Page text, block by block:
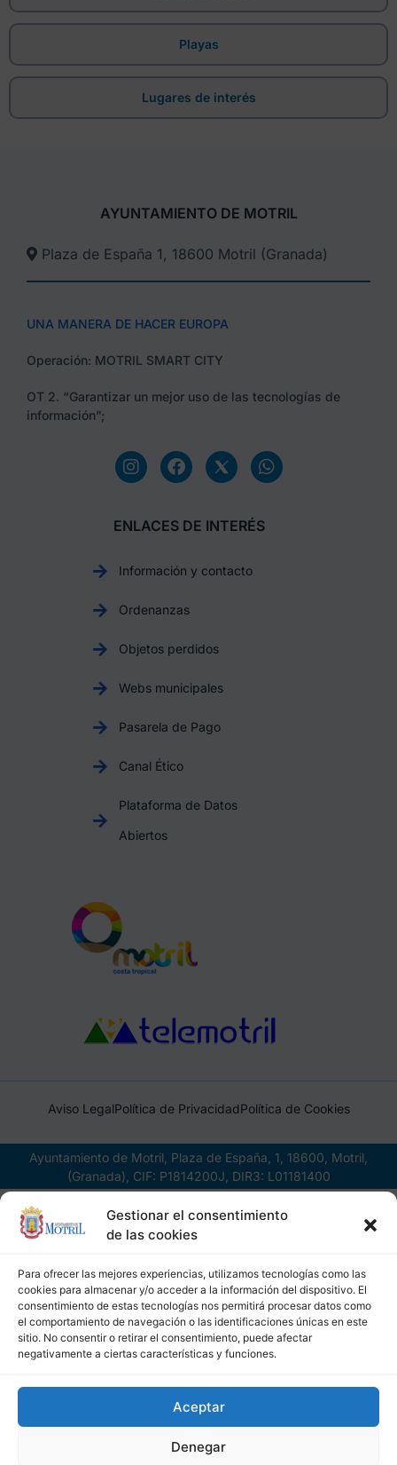
Gestionar el consentimiento
de las cookies
Para ofrecer las mejores experiencias, utilizamos tecnologías como las
cookies para almacenar y/o acceder a la información del dispositivo. El
consentimiento de estas tecnologías nos permitirá procesar datos como
el comportamiento de navegación o las identificaciones únicas en este
sitio. No consentir o retirar el consentimiento, puede afectar
negativamente a ciertas características y funciones.
Aceptar
Denegar
Playas
Lugares de interés
AYUNTAMIENTO DE MOTRIL
Plaza de España 1, 18600 Motril (Granada)​
UNA MANERA DE HACER EUROPA
Operación: MOTRIL SMART CITY
OT 2. “Garantizar un mejor uso de las tecnologías de
información”;
ENLACES DE INTERÉS
Información y contacto
Ordenanzas
Objetos perdidos
Webs municipales
Pasarela de Pago
Canal Ético
Plataforma de Datos
Abiertos
Aviso LegalPolítica de PrivacidadPolítica de Cookies
Ayuntamiento de Motril, Plaza de España, 1, 18600, Motril,
(Granada), CIF: P1814200J, DIR3: L01181400